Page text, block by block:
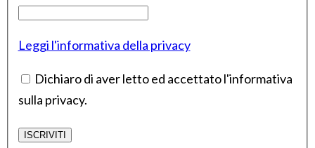
Leggi l'informativa della privacy
Dichiaro di aver letto ed accettato l'informativa
sulla privacy.